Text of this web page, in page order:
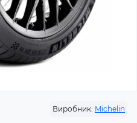
Виробник: Michelin